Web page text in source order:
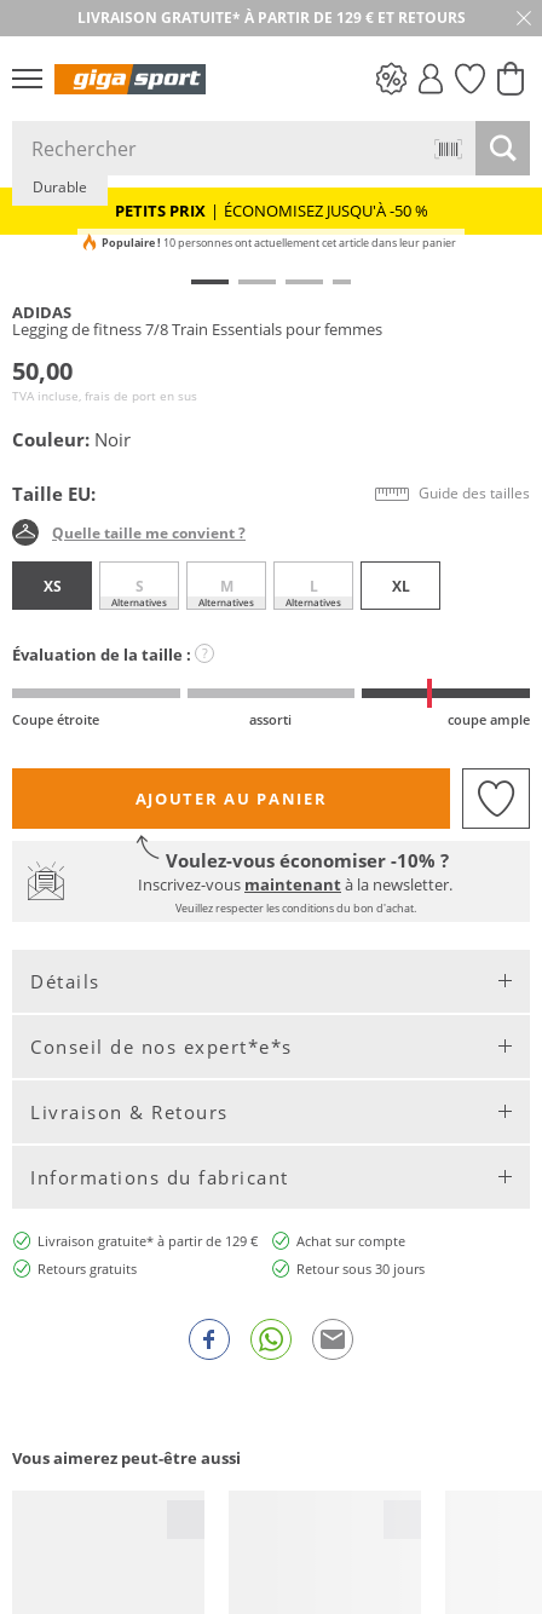
LIVRAISON GRATUITE* À PARTIR DE 129 € ET RETOURS
RETOUR SOUS 30 JOURS
PETITS PRIX
PETITS PRIX | ÉCONOMISEZ JUSQU'À -50 %
Durable
Populaire ! 10 personnes ont actuellement cet article dans leur panier
ADIDAS
Legging de fitness 7/8 Train Essentials pour femmes
50,00
TVA incluse, frais de port en sus
Couleur: Noir
Taille EU: Guide des tailles
Quelle taille me convient ?
XS S
Alternatives
M
Alternatives
L
Alternatives
XL
Évaluation de la taille : ?
Coupe étroite assorti coupe ample
AJOUTER AU PANIER
Voulez-vous économiser -10% ?
Inscrivez-vous maintenantà la newsletter.
Veuillez respecter les conditions du bon d'achat.
Détails
Conseil de nos expert*e*s
Livraison & Retours
Informations du fabricant
Livraison gratuite* à partir de 129 €
Achat sur compte
Retours gratuits
Retour sous 30 jours
Vous aimerez peut-être aussi